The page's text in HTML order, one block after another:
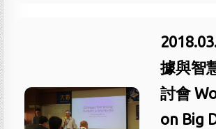
據與智
討會
on Big